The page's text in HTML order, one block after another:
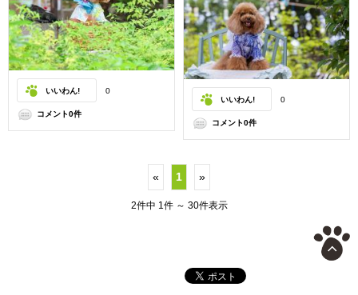
いいわん! 0
コメント0件
いいわん! 0
コメント0件
« 1 »
2件中 1件 ～ 30件表示